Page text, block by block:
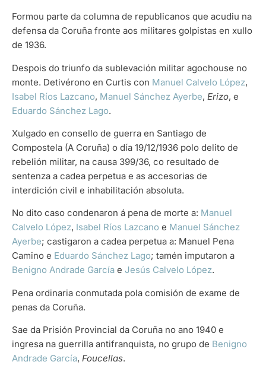
Formou parte da columna de republicanos que acudiu na
defensa da Coruña fronte aos militares golpistas en xullo
de 1936.
Despois do triunfo da sublevación militar agochouse no
monte. Detivérono en Curtis con Manuel Calvelo López,
Isabel Ríos Lazcano, Manuel Sánchez Ayerbe, Erizo, e
Eduardo Sánchez Lago.
Xulgado en consello de guerra en Santiago de
Compostela (A Coruña) o día 19/12/1936 polo delito de
rebelión militar, na causa 399/36, co resultado de
sentenza a cadea perpetua e as accesorias de
interdición civil e inhabilitación absoluta.
No dito caso condenaron á pena de morte a: Manuel
Calvelo López, Isabel Ríos Lazcano e Manuel Sánchez
Ayerbe; castigaron a cadea perpetua a: Manuel Pena
Camino e Eduardo Sánchez Lago; tamén imputaron a
Benigno Andrade García e Jesús Calvelo López.
Pena ordinaria conmutada pola comisión de exame de
penas da Coruña.
Sae da Prisión Provincial da Coruña no ano 1940 e
ingresa na guerrilla antifranquista, no grupo de Benigno
Andrade García, Foucellas.